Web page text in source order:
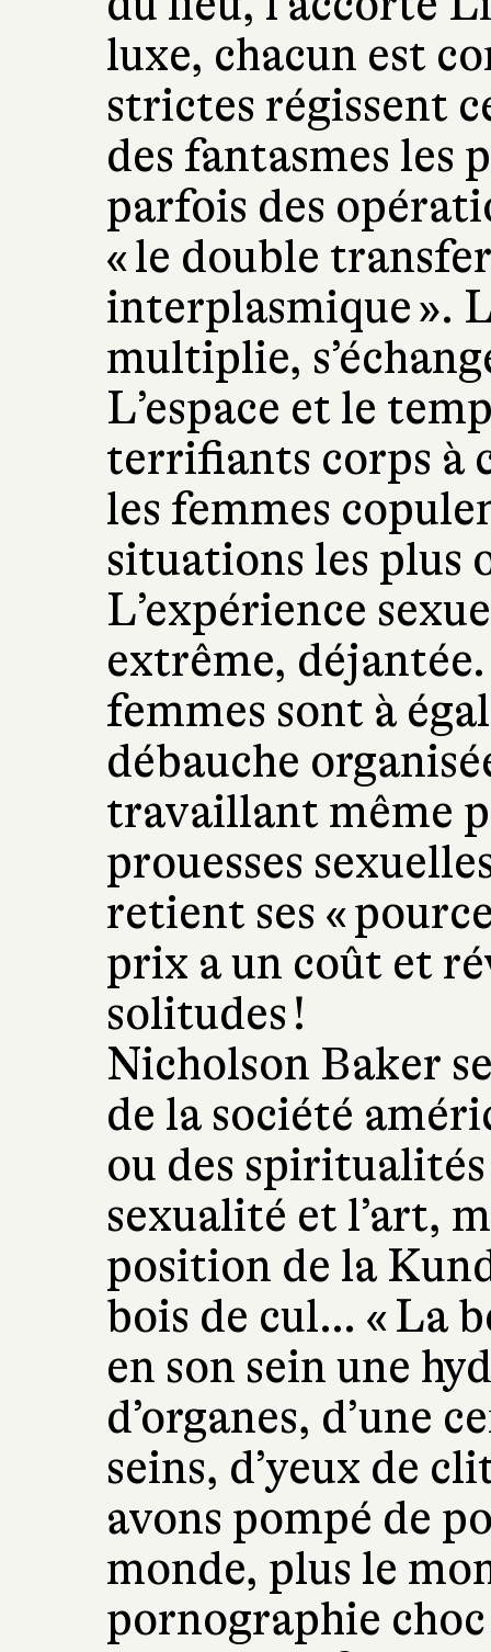
luxe, chacun est
strictes régissent
des fantasmes les
parfois des
« le double
interplasmique ».
multiplie,
L’espace et le
terrifiants corps à
les femmes
situations les plus
L’expérience
extrême,
femmes sont à
débauche
travaillant même
prouesses
retient ses «
prix a un coût et
solitudes !
Nicholson Baker
de la société
ou des
sexualité et l’art,
position de la
bois de cul… « La
en son sein une
d’organes, d’une
seins, d’yeux de
avons pompé de
monde, plus le
pornographie